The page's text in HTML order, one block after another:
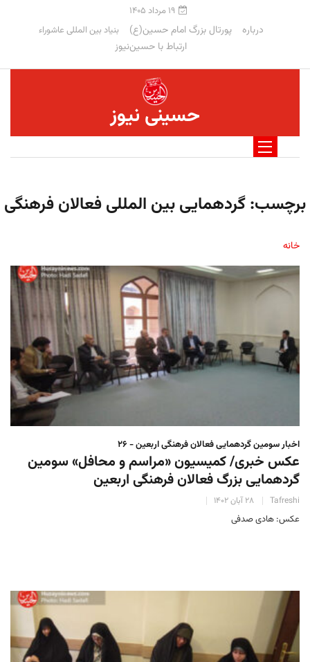
۱۹ مرداد ۱۴۰۵
درباره پورتال بزرگ امام حسین(ع) بنیاد بین المللی عاشوراء
ارتباط با حسین‌نیوز
حسینی نیوز
برچسب:گردهمایی بین المللی فعالان فرهنگی
خانه
اخبار سومین گردهمایی فعالان فرهنگی اربعین - ۲۶
عکس خبری/ کمیسیون «مراسم و محافل» سومین
گردهمایی بزرگ فعالان فرهنگی اربعین
Tafreshi ۲۸ آبان ۱۴۰۲
عکس: هادی صدفی